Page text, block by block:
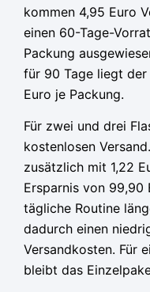
kommen 4,95 Euro
einen 60-Tage-
Packung
für 90 Tage liegt
Euro je Packung.
Für zwei und drei
kostenlosen
zusätzlich mit 1,22
Ersparnis von 99,90
tägliche Routine
dadurch einen
Versandkosten. Für
bleibt das